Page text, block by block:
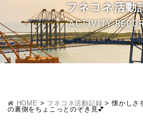
フネコネ活動
ACTIVITY
HOME > フネコネ活動記録 >懐かしさ
の裏側をちょこっとのぞき見💕